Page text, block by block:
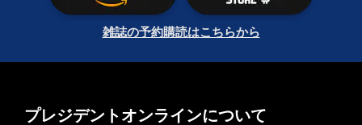
雑誌の予約購読はこちらから
プレジデントオンラインについて